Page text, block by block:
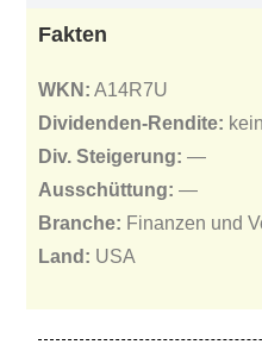
Fakten
WKN: A14R7U
Dividenden-Rendite:
Div. Steigerung: —
Ausschüttung: —
Branche: Finanzen und
Land: USA